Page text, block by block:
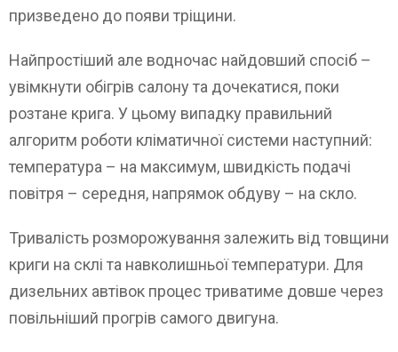
призведено до появи тріщини.
Найпростіший але водночас найдовший спосіб –
увімкнути обігрів салону та дочекатися, поки
розтане крига. У цьому випадку правильний
алгоритм роботи кліматичної системи наступний:
температура – на максимум, швидкість подачі
повітря – середня, напрямок обдуву – на скло.
Тривалість розморожування залежить від товщини
криги на склі та навколишньої температури. Для
дизельних автівок процес триватиме довше через
повільніший прогрів самого двигуна.